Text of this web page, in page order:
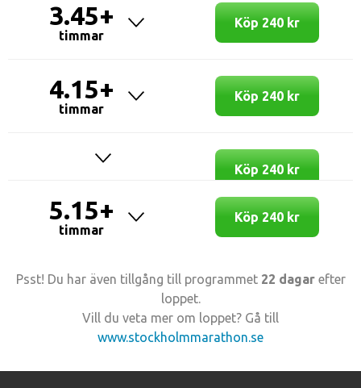
3.45+
timmar
Köp 240 kr
4.15+
timmar
Köp 240 kr
Köp 240 kr
5.15+
timmar
Köp 240 kr
Psst! Du har även tillgång till programmet 22 dagarefter
loppet.
Vill du veta mer om loppet? Gå till
www.stockholmmarathon.se